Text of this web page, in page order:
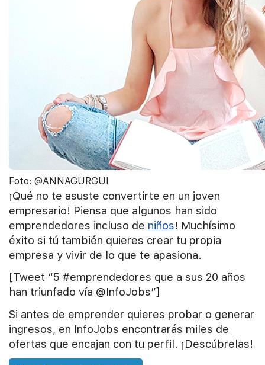
Foto: @ANNAGURGUI
¡Qué no te asuste convertirte en un joven
empresario! Piensa que algunos han sido
emprendedores incluso de niños! Muchísimo
éxito si tú también quieres crear tu propia
empresa y vivir de lo que te apasiona.
[Tweet “5 #emprendedores que a sus 20 años
han triunfado vía @InfoJobs”]
Si antes de emprender quieres probar o generar
ingresos, en InfoJobs encontrarás miles de
ofertas que encajan con tu perfil. ¡Descúbrelas!